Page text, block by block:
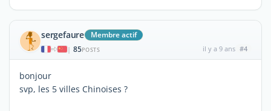
sergefaure Membre actif
| 85POSTS il y a 9 ans #4
bonjour
svp, les 5 villes Chinoises ?